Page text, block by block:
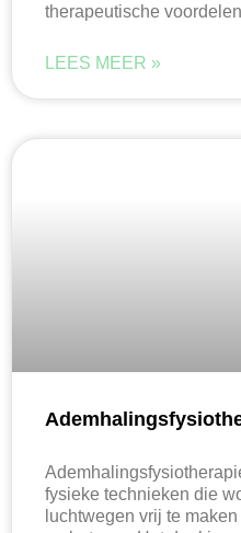
therapeutische
LEES MEER »
fysieke technieken die
luchtwegen vrij te